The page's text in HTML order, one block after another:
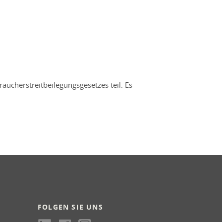
teil. Es
FOLGEN SIE UNS